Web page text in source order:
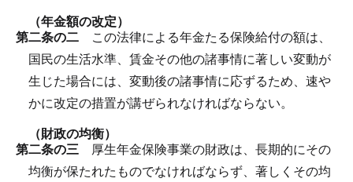
（年金額の改定）
第二条の二
この法律による年金たる保険給付の額は、
国民の生活水準、賃金その他の諸事情に著しい変動が
生じた場合には、変動後の諸事情に応ずるため、速や
かに改定の措置が講ぜられなければならない。
（財政の均衡）
第二条の三
厚生年金保険事業の財政は、長期的にその
均衡が保たれたものでなければならず、著しくその均